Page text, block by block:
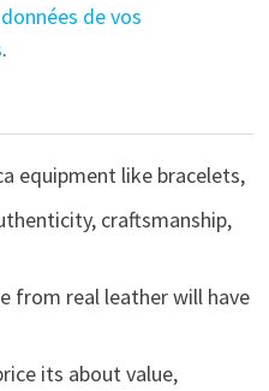
de vos
.
equipment like bracelets,
craftsmanship,
from real leather will have
its about value,